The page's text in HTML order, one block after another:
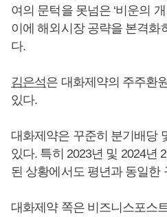
여의 문턱을 못넘은 ‘비운의
이에 해외시장 공략을 본격화
다.
김은석은 대화제약의 주주환
있다.
대화제약은 꾸준히 분기배당
있다. 특히 2023년 및 2024년
된 상황에서도 평년과 동일한
대화제약 쪽은 비즈니스포스